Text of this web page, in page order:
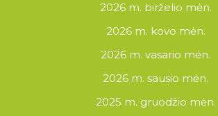
2026 m. birželio mėn.
2026 m. kovo mėn.
2026 m. vasario mėn.
2026 m. sausio mėn.
2025 m. gruodžio mėn.